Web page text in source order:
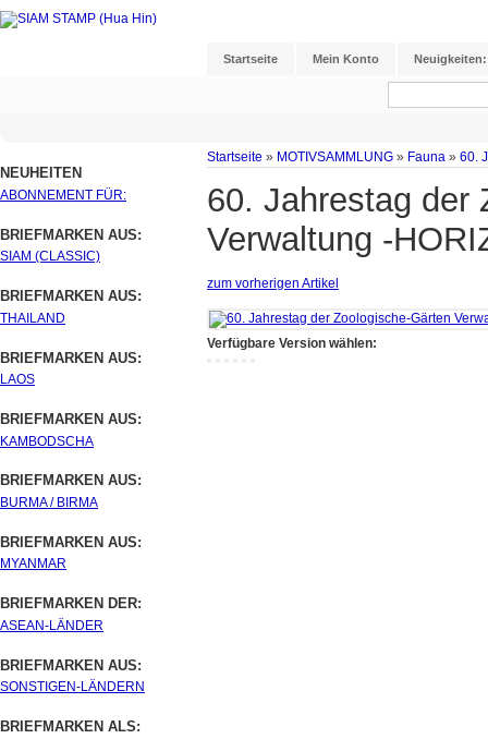
Startseite Mein Konto Neuigkeiten:
Startseite » MOTIVSAMMLUNG » Fauna » 60.
60. Jahrestag der
Verwaltung -
zum vorherigen Artikel
Verfügbare Version wählen:
NEUHEITEN
ABONNEMENT FÜR:
BRIEFMARKEN AUS:
SIAM (CLASSIC)
BRIEFMARKEN AUS:
THAILAND
BRIEFMARKEN AUS:
LAOS
BRIEFMARKEN AUS:
KAMBODSCHA
BRIEFMARKEN AUS:
BURMA / BIRMA
BRIEFMARKEN AUS:
MYANMAR
BRIEFMARKEN DER:
ASEAN-LÄNDER
BRIEFMARKEN AUS:
SONSTIGEN-LÄNDERN
BRIEFMARKEN ALS: